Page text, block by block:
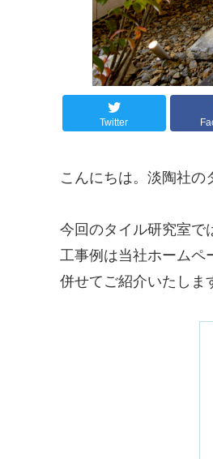
Twitter
こんにちは。淡陶社の
今回のタイル研究室で
工事例は当社ホームペ
併せてご紹介いたしま